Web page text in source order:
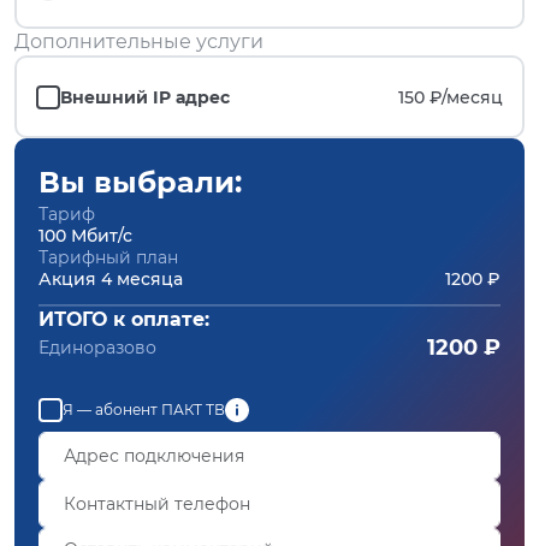
Дополнительные услуги
Внешний IP адрес 150 ₽/месяц
Вы выбрали:
Тариф
100 Мбит/с
Тарифный план
Акция 4 месяца
1200 ₽
ИТОГО к оплате:
Единоразово 1200 ₽
Я — абонент ПАКТ ТВ